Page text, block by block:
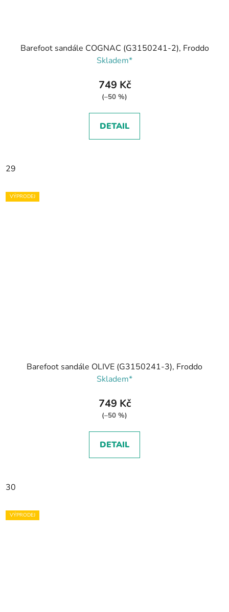
Barefoot sandále COGNAC (G3150241-2), Froddo
Skladem*
749 Kč
(–50 %)
DETAIL
29
VÝPRODEJ
Barefoot sandále OLIVE (G3150241-3), Froddo
Skladem*
749 Kč
(–50 %)
DETAIL
30
VÝPRODEJ